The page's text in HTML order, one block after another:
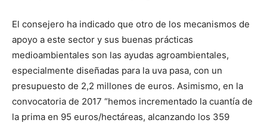
El consejero ha indicado que otro de los mecanismos de
apoyo a este sector y sus buenas prácticas
medioambientales son las ayudas agroambientales,
especialmente diseñadas para la uva pasa, con un
presupuesto de 2,2 millones de euros. Asimismo, en la
convocatoria de 2017 “hemos incrementado la cuantía de
la prima en 95 euros/hectáreas, alcanzando los 359